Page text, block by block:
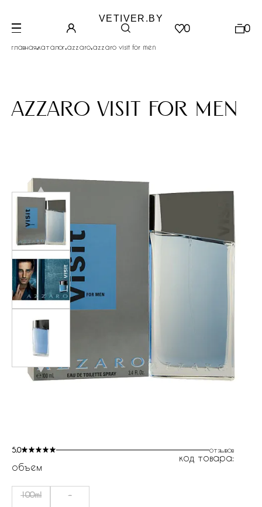
VETIVER.BY
0 0
главная.каталог.azzaro.azzaro visit for men
azzaro visit for men
5.0 отзывов
код товара:
объем
100ml -